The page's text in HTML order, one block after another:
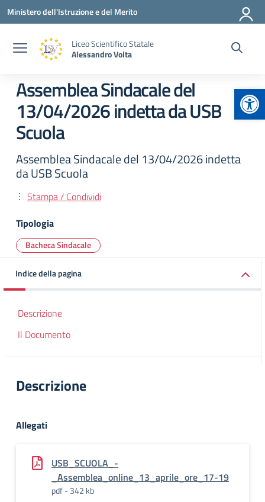
Vai ai contenuti
Vai al menu di navigazione
Vai al footer
Ministero dell'Istruzione e del Merito
Liceo Scientifico Statale
Alessandro Volta
Assemblea Sindacale del
13/04/2026 indetta da USB
Scuola
Assemblea Sindacale del 13/04/2026 indetta
da USB Scuola
Stampa / Condividi
Tipologia
Bacheca Sindacale
Indice della pagina
Descrizione
Il Documento
Descrizione
Allegati
USB_SCUOLA_-
_Assemblea_online_13_aprile_ore_17-19
pdf - 342 kb